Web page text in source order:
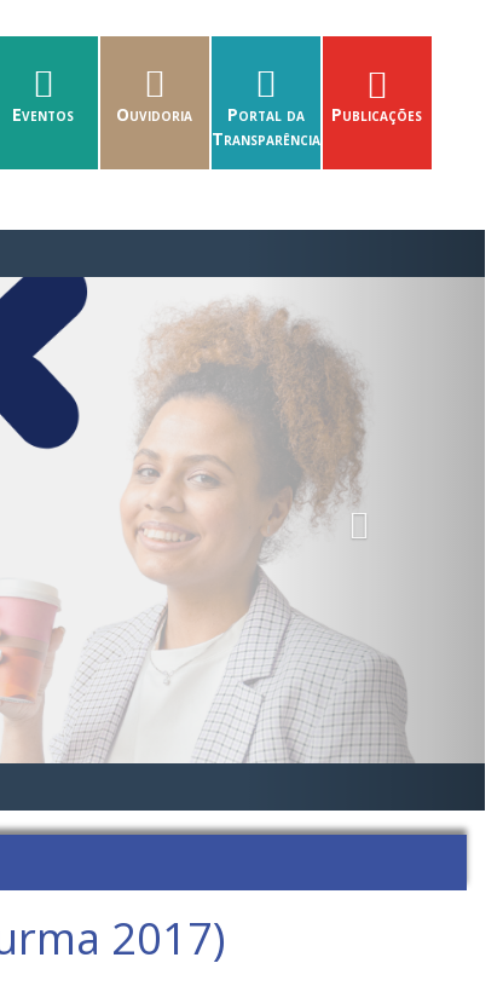
Eventos Ouvidoria
Portal da
Transparência
Publicações
2017)